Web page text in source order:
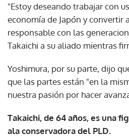
"Estoy deseando trabajar con
economía de Japón y convertir
responsable con las
Takaichi a su aliado mientras
Yoshimura, por su parte, dijo
que las partes están "en la
nuestra pasión por hacer
Takaichi, de 64 años, es una
ala conservadora del PLD.